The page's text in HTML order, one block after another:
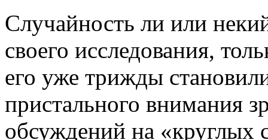
Случайность ли или
своего исследования,
его уже трижды
пристального внимания
обсуждений на «круглых